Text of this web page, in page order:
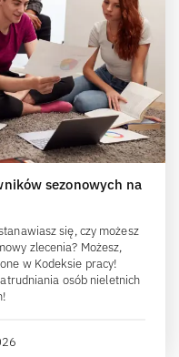
sezonowych na
się, czy możesz
zlecenia? Możesz,
w Kodeksie pracy!
osób nieletnich